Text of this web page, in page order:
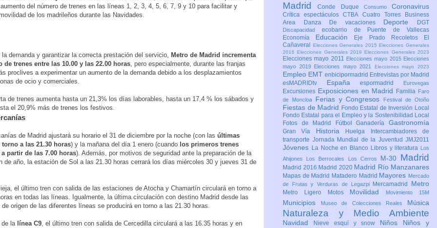
del número de trenes en las líneas 1, 2, 3, 4, 5, 6, 7, 9 y 10 para facilitar y
de los madrileños durante las Navidades.
la demanda y garantizar la correcta prestación del servicio,
Metro de Madrid incrementa
de trenes entre las 10.00 y las 22.00 horas , pero especialmente, durante las franjas
proclives a experimentar un aumento de la demanda debido a los desplazamientos
de ocio y comerciales.
de trenes aumenta hasta un 21,3% los días laborables, hasta un 17,4 % los sábados y
el 20,9% más de trenes los festivos.
de Madrid ajustará su horario el 31 de diciembre por la noche (con las últimas
a las 21.30 horas) y la mañana del día 1 enero (cuando los primeros trenes
partir de las 7.00 horas). Además, por motivos de seguridad ante la preparación de la
de año, la estación de Sol a las 21.30 horas cerrará los días miércoles 30 y jueves 31 de
el último tren con salida de las estaciones de Atocha y Chamartín circulará en torno a
en todas las líneas. Igualmente, la última circulación con destino Madrid desde las
origen de las diferentes líneas se producirá en torno a las 21.30 horas.
de la línea C9 , el último tren con salida de Cercedilla circulará a las 16.35 horas y en
MadridConde Duque Consumo Coronavirus
Crítica espectáculosCTBA Cuatro Torres Business
Area
Danza De vacaciones Deporte DGT
Discapacidad ecobarrio de Puente de Vallecas
Economía Educación Eje Prado Recoletos
El
Cañaveral
Elecciones Generales 2015 Elecciones Generales
2016 Elecciones Generales 2019 Elecciones Generales 2023
Elecciones mayo 2011 Elecciones mayo 2015 Elecciones
mayo 2019
Elecciones mayo 2021 Elecciones mayo 2023
Empleo EMT enbicipormadrid Entrevistas por Madrid
esMADRIDtv Españaespormadrid Eurovegas
Excursiones Exposiciones en Madrid Familia Faro
de Moncloa
Ferias y Congresos Festival de Otoño
Fiestas de Madrid Fondo Estatal de Inversión Local
Fondo Estatal para el Empleo y la Sostenibilidad Local
Fotos de Madrid
FútbolGanaderíaGastronomía
Gran Vía Historia Huelga
Intercambiadores de
transporte Jornada Mundial de la Juventud JMJ2011
Jóvenes La Noche en Blanco Libros y literatura
Los
Ahijones
Los Berrocales Los Cerros M-30 Madrid
Madrid 2016 Madrid 2020 Madrid Río Manzanares
Mapas de Madrid Matadero Madrid Mayores Mercado
de Frutas y Verduras de Legazpi
Mercamadrid Metro
Metro Ligero Motos Movilidad Movimiento 15M
Municipios Museo de Colecciones Reales Música
Naturaleza y Medio Ambiente
Navidad Nieve esquí y snow Niños Niños y